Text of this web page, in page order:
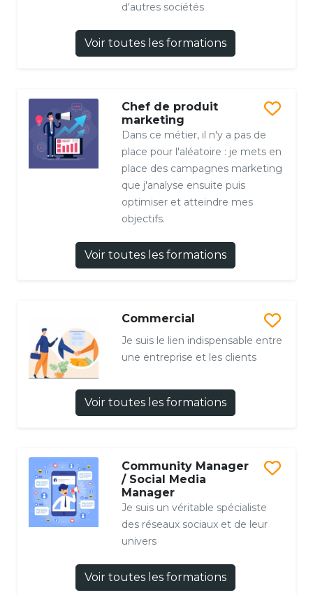
d'autres sociétés
Voir toutes les formations
Chef de produit
marketing
Dans ce métier, il n'y a pas de
place pour l'aléatoire : je mets en
place des campagnes marketing
que j'analyse ensuite puis
optimiser et atteindre mes
objectifs.
Voir toutes les formations
Commercial
Je suis le lien indispensable entre
une entreprise et les clients
Voir toutes les formations
Community Manager
/ Social Media
Manager
Je suis un véritable spécialiste
des réseaux sociaux et de leur
univers
Voir toutes les formations